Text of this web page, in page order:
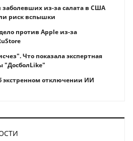
из-за салата в США
риск вспышки
против Apple из-за
Что показала экспертная
"ДосболLike"
экстренном отключении ИИ